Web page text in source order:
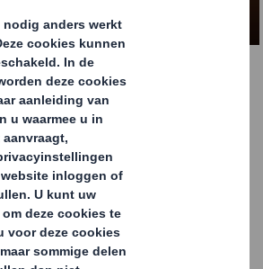
golfkartonverpakkingen voor
van industriële
zoals poeders,
en andere losse producten.